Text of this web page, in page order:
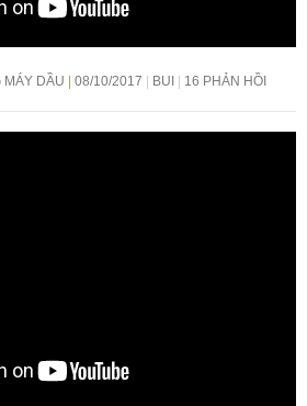
MÁY DẦU 08/10/2017 BUI 16 PHẢN HỒI